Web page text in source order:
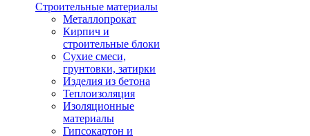
Строительные материалы
Металлопрокат
Кирпич и
строительные блоки
Сухие смеси,
грунтовки, затирки
Изделия из бетона
Теплоизоляция
Изоляционные
материалы
Гипсокартон и